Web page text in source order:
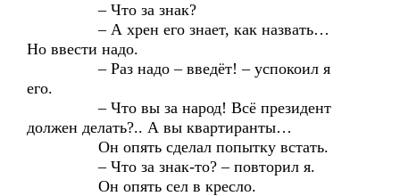
– Что за знак?
– А хрен его знает, как назвать…
Но ввести надо.
– Раз надо – введёт! – успокоил я
его.
– Что вы за народ! Всё президент
должен делать?.. А вы квартиранты…
Он опять сделал попытку встать.
– Что за знак-то? – повторил я.
Он опять сел в кресло.